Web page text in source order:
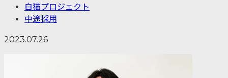
白猫プロジェクト
中途採用
2023.07.26